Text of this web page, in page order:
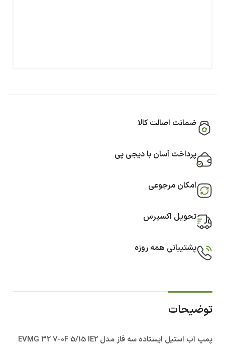
ضمانت اصالت کالا
پرداخت آسان با دیجی پی
امکان مرجوعی
تحویل اکسپرس
پشتیبانی همه روزه
توضیحات
پمپ آب استيل ایستاده سه فاز مدل EVMG 32 7-0F 5/15 IE2